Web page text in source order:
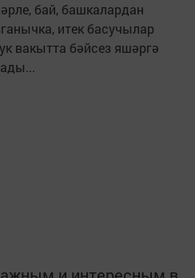
бай, башкалардан
итек басучылар
вакытта бәйсез яшәргә